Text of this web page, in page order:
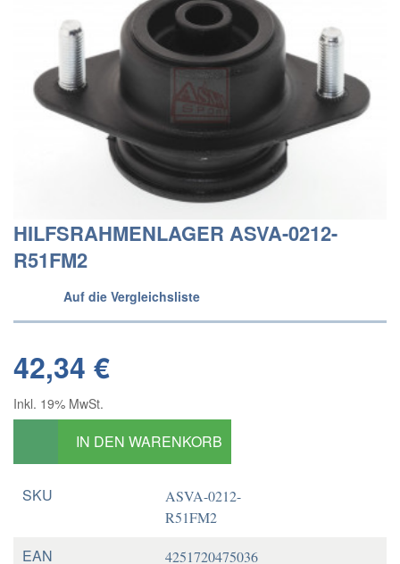
HILFSRAHMENLAGER ASVA-0212-
R51FM2
Auf die Vergleichsliste
42,34 €
Inkl. 19% MwSt.
IN DEN WARENKORB
SKU
ASVA-0212-
R51FM2
EAN 4251720475036